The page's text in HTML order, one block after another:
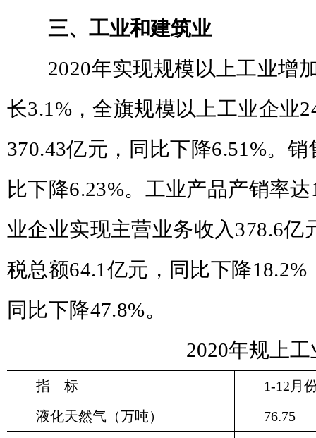
三、工业和建筑业
2020年实现规模以上工业增
长3.1% ，全旗规模以上工业企业
370.43亿元，同比下降6.51%。销
比下降6.23%。工业产品产销率达
业企业实现主营业务收入378.6亿
税总额64.1 亿元，同比下降18.2%
同比下降47.8%。
2020年规上
指 标 1-12 月
液化天然气（万吨）
76.75